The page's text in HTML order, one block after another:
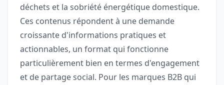
déchets et la sobriété énergétique domestique.
Ces contenus répondent à une demande
croissante d'informations pratiques et
actionnables, un format qui fonctionne
particulièrement bien en termes d'engagement
et de partage social. Pour les marques B2B qui